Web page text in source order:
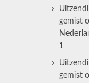
gemist
1
gemist